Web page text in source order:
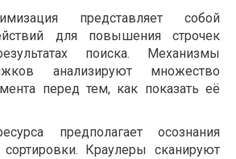
представляет собой
для повышения строчек
поиска. Механизмы
анализируют множество
перед тем, как показать её
предполагает осознания
сортировки. Краулеры сканируют